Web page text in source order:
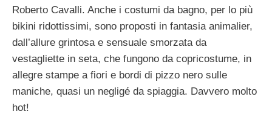
Roberto Cavalli. Anche i costumi da bagno, per lo più
bikini ridottissimi, sono proposti in fantasia animalier,
dall’allure grintosa e sensuale smorzata da
vestagliette in seta, che fungono da copricostume, in
allegre stampe a fiori e bordi di pizzo nero sulle
maniche, quasi un negligé da spiaggia. Davvero molto
hot!